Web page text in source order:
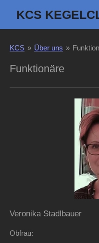
ZumKCS
KCS » Über uns »
Funktionäre
Veronika Stadlbauer
Obfrau: